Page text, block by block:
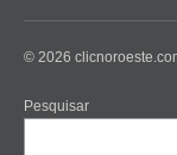
© 2026
Pesquisar